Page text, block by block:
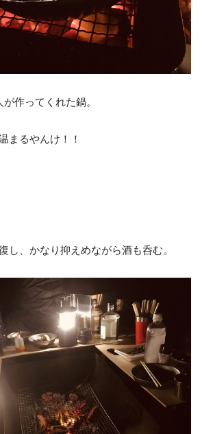
作ってくれた鍋。
まるやんけ！！
し、かなり抑えめながら酒も呑む。